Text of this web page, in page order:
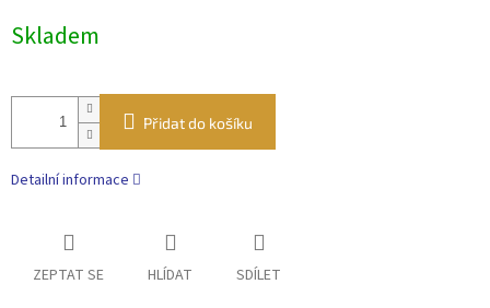
cena:
Skladem
Přidat do košíku
Detailní informace
ZEPTAT SE HLÍDAT SDÍLET